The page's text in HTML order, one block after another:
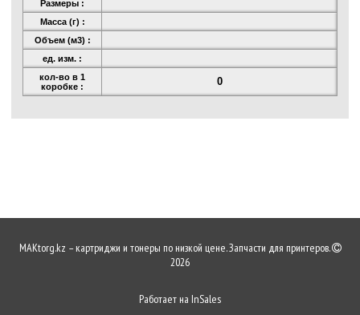
Размеры :
Масса (г) :
Объем (м3) :
ед. изм. :
кол-во в 1
коробке :
0
MAKtorg.kz – картриджи и тонеры по низкой цене. Запчасти для принтеров.
2026
Работает на InSales